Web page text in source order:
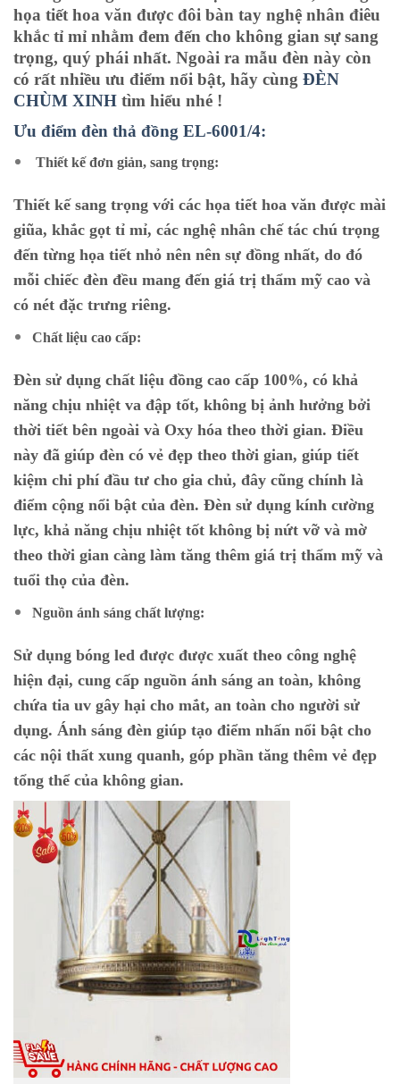
họa tiết hoa văn được đôi bàn tay nghệ nhân điêu
khắc tỉ mỉ nhằm đem đến cho không gian sự sang
trọng, quý phái nhất. Ngoài ra mẫu đèn này còn
có rất nhiều ưu điểm nổi bật, hãy cùng ĐÈN
CHÙM XINH tìm hiểu nhé !
Ưu điểm đèn thả đồng EL-6001/4:
Thiết kế đơn giản, sang trọng:
Thiết kế sang trọng với các họa tiết hoa văn được mài
giũa, khắc gọt tỉ mỉ, các nghệ nhân chế tác chú trọng
đến từng họa tiết nhỏ nên nên sự đồng nhất, do đó
mỗi chiếc đèn đều mang đến giá trị thẩm mỹ cao và
có nét đặc trưng riêng.
Chất liệu cao cấp:
Đèn sử dụng chất liệu đồng cao cấp 100%, có khả
năng chịu nhiệt va đập tốt, không bị ảnh hưởng bởi
thời tiết bên ngoài và Oxy hóa theo thời gian. Điều
này đã giúp đèn có vẻ đẹp theo thời gian, giúp tiết
kiệm chi phí đầu tư cho gia chủ, đây cũng chính là
điểm cộng nổi bật của đèn. Đèn sử dụng kính cường
lực, khả năng chịu nhiệt tốt không bị nứt vỡ và mờ
theo thời gian càng làm tăng thêm giá trị thẩm mỹ và
tuổi thọ của đèn.
Nguồn ánh sáng chất lượng:
Sử dụng bóng led được được xuất theo công nghệ
hiện đại, cung cấp nguồn ánh sáng an toàn, không
chứa tia uv gây hại cho mắt, an toàn cho người sử
dụng. Ánh sáng đèn giúp tạo điểm nhấn nổi bật cho
các nội thất xung quanh, góp phần tăng thêm vẻ đẹp
tổng thể của không gian.